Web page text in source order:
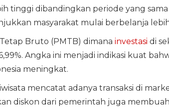
tinggi dibandingkan periode yang
masyarakat mulai berbelanja
Bruto (PMTB) dimana investasi di
Angka ini menjadi indikasi kuat
meningkat.
mencatat adanya transaksi di
diskon dari pemerintah juga